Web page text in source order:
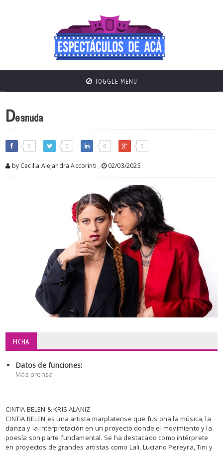
TOGGLE MENU
Desnuda
0 0 0 0
by Cecilia Alejandra Accorinti , 02/03/2025
FICHA
Datos de funciones:
Más prensa
CINTIA BELEN & KRIS ALANIZ
CINTIA BELEN es una artista marplatense que fusiona la música, la
danza y la interpretación en un proyecto donde el movimiento y la
poesía son parte fundamental. Se ha destacado como intérprete
en proyectos de grandes artistas como Lali, Luciano Pereyra, Tini y